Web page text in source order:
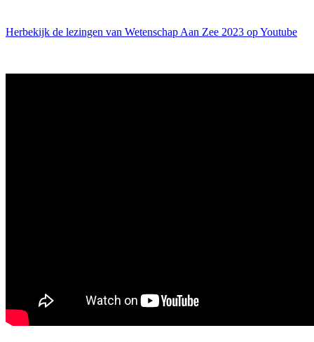
Herbekijk de lezingen van Wetenschap Aan Zee 2023 op Youtube